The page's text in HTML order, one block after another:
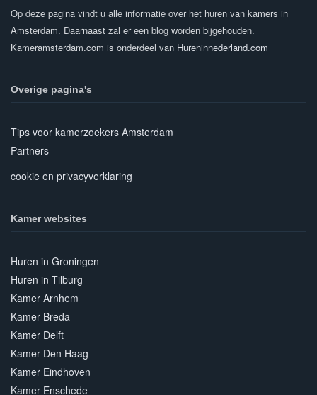
Op deze pagina vindt u alle informatie over het huren van kamers in
Amsterdam. Daarnaast zal er een blog worden bijgehouden.
Kameramsterdam.com is onderdeel van Hureninnederland.com
Overige pagina's
Tips voor kamerzoekers Amsterdam
Partners
cookie en privacyverklaring
Kamer websites
Huren in Groningen
Huren in Tilburg
Kamer Arnhem
Kamer Breda
Kamer Delft
Kamer Den Haag
Kamer Eindhoven
Kamer Enschede